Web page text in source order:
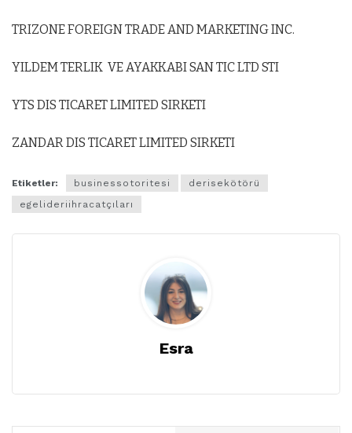
TRIZONE FOREIGN TRADE AND MARKETING INC.
YILDEM TERLIK VE AYAKKABI SAN TIC LTD STI
YTS DIS TICARET LIMITED SIRKETI
ZANDAR DIS TICARET LIMITED SIRKETI
Etiketler: businessotoritesi
derisekötörü
egelideriihracatçıları
Esra